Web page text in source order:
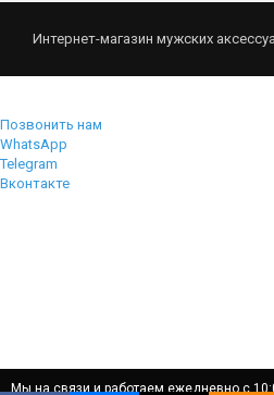
Интернет-магазин мужских
Мы на связи и работаем ежедневно с
Мы на связи и работаем ежедневно с
Позвонить нам
WhatsApp
Telegram
Вконтакте